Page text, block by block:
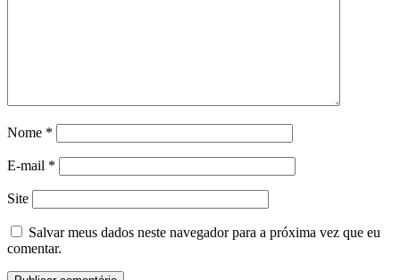
Nome *
E-mail *
Site
Salvar meus dados neste navegador para a próxima vez que eu
comentar.